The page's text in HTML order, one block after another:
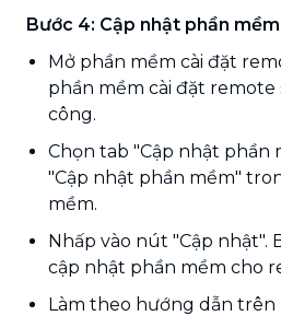
Bước 4: Cập nhật phần
Mở phần mềm cài đặt
phần mềm cài đặt
công.
Chọn tab "Cập nhật phần
"Cập nhật phần mềm"
mềm.
Nhấp vào nút "Cập nhật".
cập nhật phần mềm cho
Làm theo hướng dẫn trên